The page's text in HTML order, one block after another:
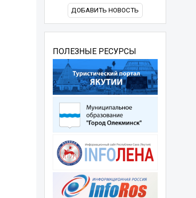
ДОБАВИТЬ НОВОСТЬ
ПОЛЕЗНЫЕ РЕСУРСЫ